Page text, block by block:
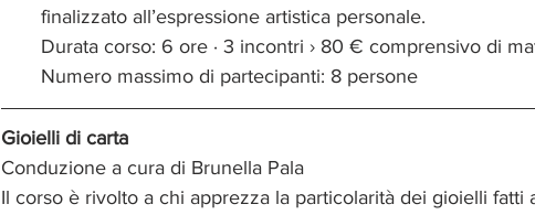
finalizzato all’espressione artistica personale.
Durata corso: 6 ore · 3 incontri › 80 € comprensivo di
Numero massimo di partecipanti: 8 persone
Gioielli di carta
Conduzione a cura di Brunella Pala
Il corso è rivolto a chi apprezza la particolarità dei gioielli fatti